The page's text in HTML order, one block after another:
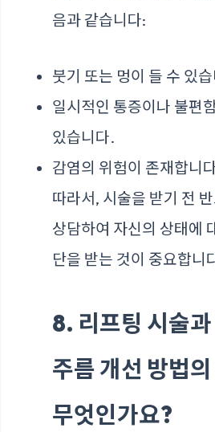
음과 같습니다:
붓기 또는 멍이 들 수 있
일시적인 통증이나 불편
있습니다.
감염의 위험이 존재합니
따라서, 시술을 받기 전
상담하여 자신의 상태에
단을 받는 것이 중요합니
8. 리프팅 시술
주름 개선 방법
무엇인가요?